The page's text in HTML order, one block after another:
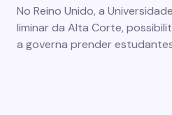
No Reino Unido, a
liminar da Alta Corte,
a governa prender